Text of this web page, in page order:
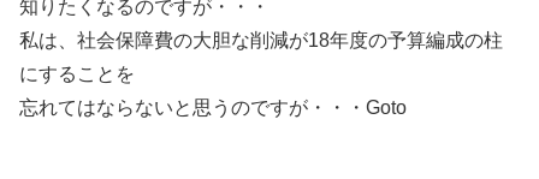
知りたくなるのですが・・・
私は、社会保障費の大胆な削減が18年度の予算編成の柱
にすることを
忘れてはならないと思うのですが・・・Goto